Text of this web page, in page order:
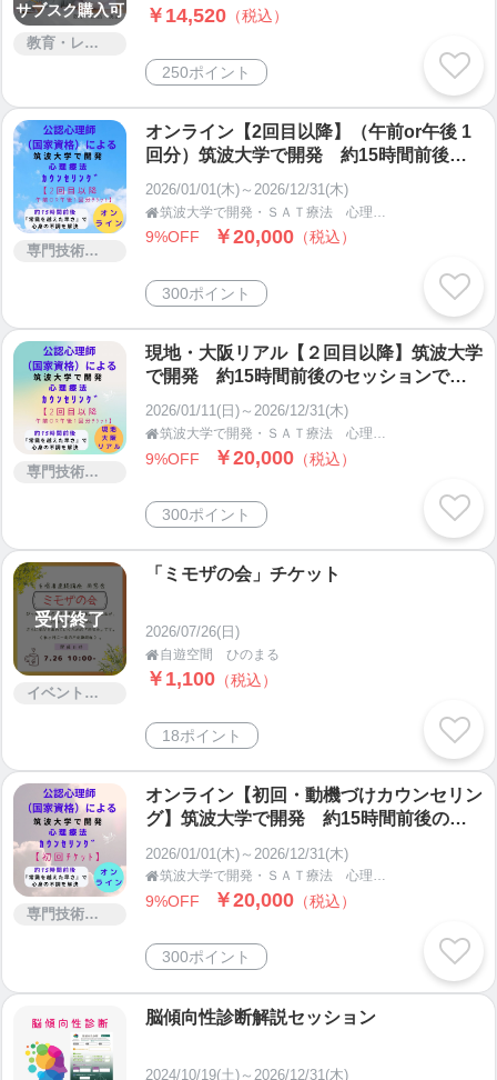
サブスク購入可
教育・レッスン・講習
￥14,520 （税込）
250ポイント
専門技術サービス
オンライン【2回目以降】（午前or午後 1
回分）筑波大学で開発 約15時間前後の
セッションで心身の不調を解決する心理カ
ウンセリング
2026/01/01(木)～2026/12/31(木)

9%OFF ￥20,000 （税込）
300ポイント
専門技術サービス
現地・大阪リアル【２回目以降】筑波大学
で開発 約15時間前後のセッションで心
身の不調を解決する心理カウンセリング
2026/01/11(日)～2026/12/31(木)

9%OFF ￥20,000 （税込）
300ポイント
受付終了
イベント・セミナー・交流会
「ミモザの会」チケット
2026/07/26(日)
自遊空間 ひのまる
￥1,100 （税込）
18ポイント
専門技術サービス
オンライン【初回・動機づけカウンセリン
グ】筑波大学で開発 約15時間前後のセ
ッションで心身の不調を解決する心理カウ
ンセリング
2026/01/01(木)～2026/12/31(木)
 筑波大学で開発・ＳＡＴ療法 心理カウンセラー 西川範彦
9%OFF ￥20,000 （税込）
300ポイント
脳傾向性診断解説セッション
2024/10/19(土)～2026/12/31(木)